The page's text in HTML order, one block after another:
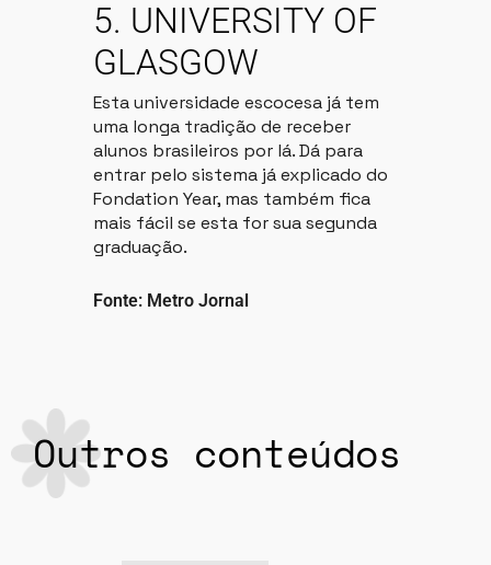
5. UNIVERSITY OF
GLASGOW
Esta universidade escocesa já tem
uma longa tradição de receber
alunos brasileiros por lá. Dá para
entrar pelo sistema já explicado do
Fondation Year, mas também fica
mais fácil se esta for sua segunda
graduação.
Fonte: Metro Jornal
Outros conteúdos